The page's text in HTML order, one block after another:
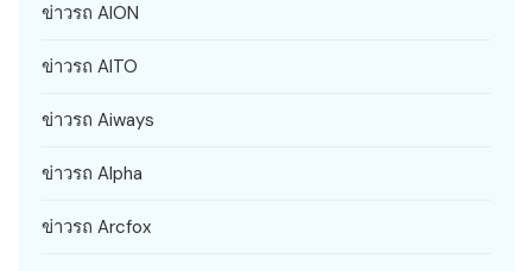
ข่าวรถ AION
ข่าวรถ AITO
ข่าวรถ Aiways
ข่าวรถ Alpha
ข่าวรถ Arcfox